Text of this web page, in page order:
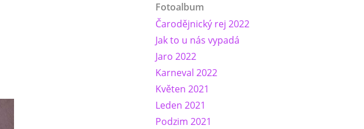
Fotoalbum
Čarodějnický rej 2022
Jak to u nás vypadá
Jaro 2022
Karneval 2022
Květen 2021
Leden 2021
Podzim 2021